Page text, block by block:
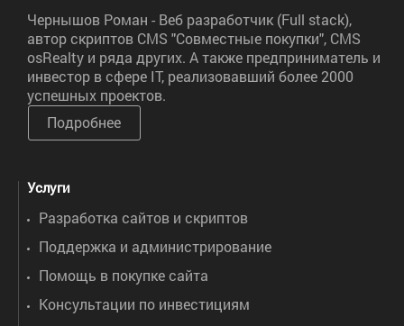
Чернышов Роман - Веб разработчик (Full stack),
автор скриптов CMS "Совместные покупки", CMS
osRealty и ряда других. А также предприниматель и
инвестор в сфере IT, реализовавший более 2000
успешных проектов.
Подробнее
Услуги
Разработка сайтов и скриптов
Поддержка и администрирование
Помощь в покупке сайта
Консультации по инвестициям